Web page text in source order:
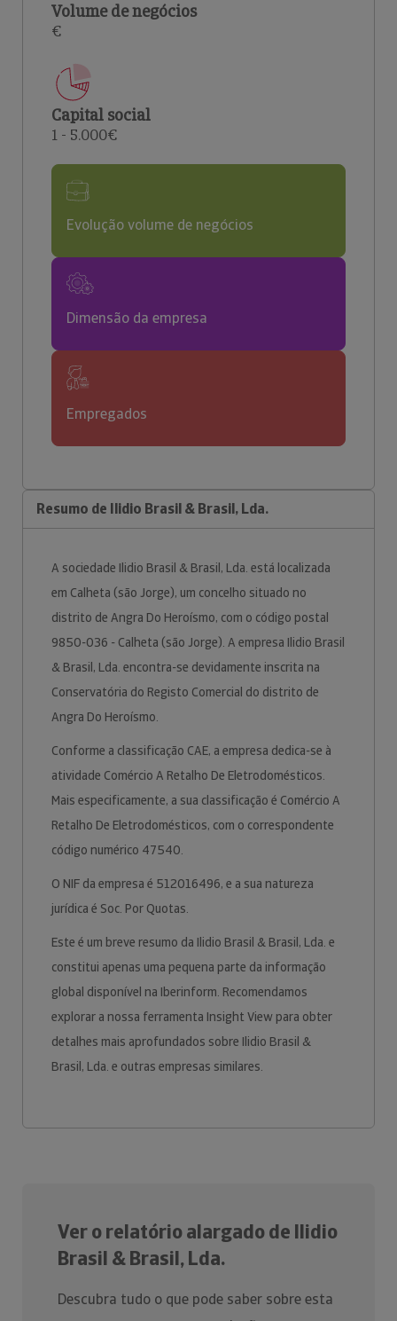
Volume de negócios
€
Capital social
1 - 5.000€
Evolução volume de negócios
Dimensão da empresa
Empregados
Resumo de Ilidio Brasil & Brasil, Lda.
A sociedade Ilidio Brasil & Brasil, Lda. está localizada
em Calheta (são Jorge), um concelho situado no
distrito de Angra Do Heroísmo, com o código postal
9850-036 - Calheta (são Jorge). A empresa Ilidio Brasil
& Brasil, Lda. encontra-se devidamente inscrita na
Conservatória do Registo Comercial do distrito de
Angra Do Heroísmo.
Conforme a classificação CAE, a empresa dedica-se à
atividade Comércio A Retalho De Eletrodomésticos.
Mais especificamente, a sua classificação é Comércio A
Retalho De Eletrodomésticos, com o correspondente
código numérico 47540.
O NIF da empresa é 512016496, e a sua natureza
jurídica é Soc. Por Quotas.
Este é um breve resumo da Ilidio Brasil & Brasil, Lda. e
constitui apenas uma pequena parte da informação
global disponível na Iberinform. Recomendamos
explorar a nossa ferramenta Insight View para obter
detalhes mais aprofundados sobre Ilidio Brasil &
Brasil, Lda. e outras empresas similares.
Ver o relatório alargado de Ilidio
Brasil & Brasil, Lda.
Descubra tudo o que pode saber sobre esta